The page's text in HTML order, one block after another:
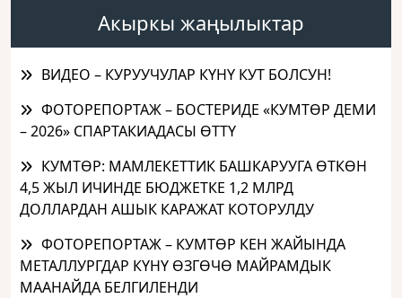
Акыркы жаңылыктар
ВИДЕО – КУРУУЧУЛАР КҮНҮ КУТ БОЛСУН!
ФОТОРЕПОРТАЖ – БОСТЕРИДЕ «КУМТӨР ДЕМИ
– 2026» СПАРТАКИАДАСЫ ӨТТҮ
КУМТӨР: МАМЛЕКЕТТИК БАШКАРУУГА ӨТКӨН
4,5 ЖЫЛ ИЧИНДЕ БЮДЖЕТКЕ 1,2 МЛРД
ДОЛЛАРДАН АШЫК КАРАЖАТ КОТОРУЛДУ
ФОТОРЕПОРТАЖ – КУМТӨР КЕН ЖАЙЫНДА
МЕТАЛЛУРГДАР КҮНҮ ӨЗГӨЧӨ МАЙРАМДЫК
МААНАЙДА БЕЛГИЛЕНДИ